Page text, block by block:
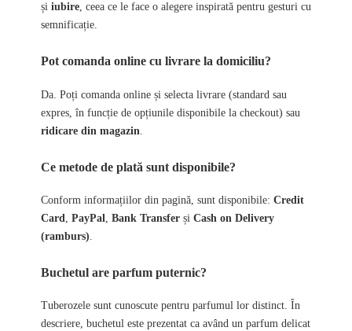
și iubire, ceea ce le face o alegere inspirată pentru gesturi cu
semnificație.
Pot comanda online cu livrare la domiciliu?
Da. Poți comanda online și selecta livrare (standard sau
expres, în funcție de opțiunile disponibile la checkout) sau
ridicare din magazin
Ce metode de plată sunt disponibile?
Conform informațiilor din pagină, sunt disponibile: Credit
Card, PayPal, Bank Transfer și Cash on Delivery
(ramburs).
Buchetul are parfum puternic?
Tuberozele sunt cunoscute pentru parfumul lor distinct. În
descriere, buchetul este prezentat ca având un parfum delicat